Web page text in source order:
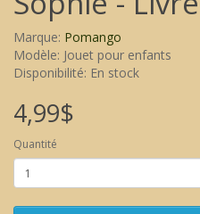
Marque: Pomango
Modèle: Jouet pour enfants
Disponibilité: En stock
4,99$
Quantité